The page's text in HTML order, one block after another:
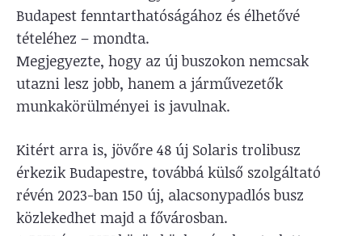
Budapest fenntarthatóságához és élhetővé
tételéhez – mondta.
Megjegyezte, hogy az új buszokon nemcsak
utazni lesz jobb, hanem a járművezetők
munkakörülményei is javulnak.
Kitért arra is, jövőre 48 új Solaris trolibusz
érkezik Budapestre, továbbá külső szolgáltató
révén 2023-ban 150 új, alacsonypadlós busz
közlekedhet majd a fővárosban.